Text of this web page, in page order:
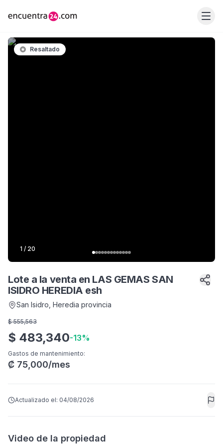
Resaltado
1 / 20
Lote a la venta en LAS GEMAS SAN
ISIDRO HEREDIA esh
San Isidro , Heredia provincia
$ 555,563
$ 483,340-13%
Gastos de mantenimiento:
₡ 75,000/mes
Actualizado el: 04/08/2026
Video de la propiedad